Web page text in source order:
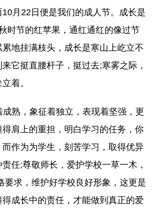
月22日便是我们的成人节。成长是
时节的红苹果，通红通红的像过节
地挂满枝头，成长是寒山上屹立不
它挺直腰杆子，挺过去;寒雾之际，
着。
成熟，象征着独立，表现着坚强，更
肩上的重担，明白学习的任务，你
作为为学生，刻苦学习，取得优异
任;尊敬师长，爱护学校一草一木，
要求，维护好学校良好形象，这更是
成长中的责任，才能做到真正的爱